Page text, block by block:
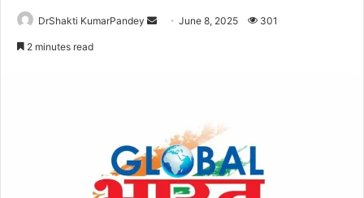
DrShakti KumarPandey
SendJune 8, 2025 301
2 minutes read